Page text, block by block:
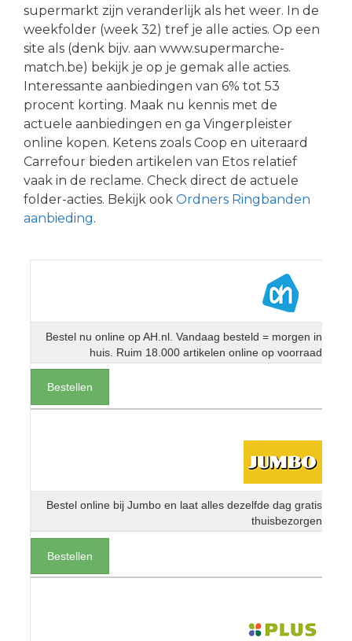
supermarkt zijn veranderlijk als het weer. In de
weekfolder (week 32) tref je alle acties. Op een
site als (denk bijv. aan www.supermarche-
match.be) bekijk je op je gemak alle acties.
Interessante aanbiedingen van 6% tot 53
procent korting. Maak nu kennis met de
actuele aanbiedingen en ga Vingerpleister
online kopen. Ketens zoals Coop en uiteraard
Carrefour bieden artikelen van Etos relatief
vaak in de reclame. Check direct de actuele
folder-acties. Bekijk ook Ordners Ringbanden
aanbieding.
Bestel nu online op AH.nl. Vandaag besteld = morgen in
huis. Ruim 18.000 artikelen online op voorraad
Bestellen
Bestel online bij Jumbo en laat alles dezelfde dag gratis
thuisbezorgen
Bestellen